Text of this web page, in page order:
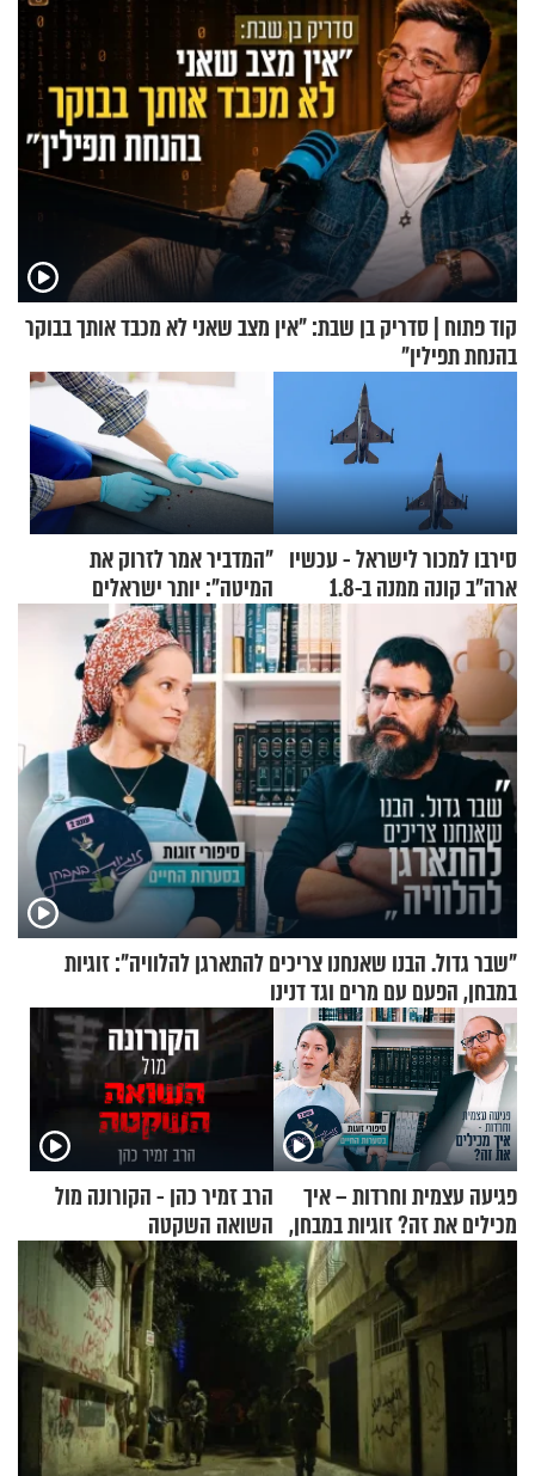
קוד פתוח | סדריק בן שבת: "אין מצב שאני לא מכבד אותך בבוקר
בהנחת תפילין"
סירבו למכור לישראל - עכשיו
ארה"ב קונה ממנה ב-1.8
מיליארד דולר
"המדביר אמר לזרוק את
המיטה": יותר ישראלים
מדווחים על מכת פשפשי
המיטה
"שבר גדול. הבנו שאנחנו צריכים להתארגן להלוויה": זוגיות
במבחן, הפעם עם מרים וגד דנינו
פגיעה עצמית וחרדות – איך
מכילים את זה? זוגיות במבחן,
הפעם עם יהודית ואלתר כהן
הרב זמיר כהן - הקורונה מול
השואה השקטה